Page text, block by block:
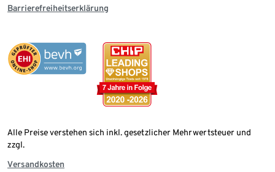
Barrierefreiheitserklärung
Alle Preise verstehen sich inkl. gesetzlicher Mehrwertsteuer und
zzgl.
Versandkosten